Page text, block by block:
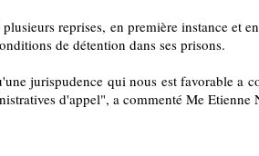
reprises, en première instance et
de détention dans ses prisons.
jurispudence qui nous est favorable a
d'appel", a commenté Me Etienne